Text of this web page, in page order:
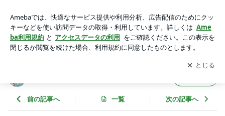
♡#今日のひとことブログ | ラキコのハナシ☆
アプリをダウンロードして ブログの更新通知
を受け取りまし
ょう。
開く
前の記事へ 一覧 次の記事へ